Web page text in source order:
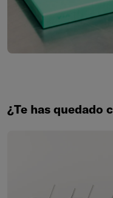
¿Te has quedado